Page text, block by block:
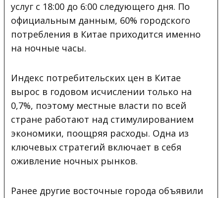
услуг с 18:00 до 6:00 следующего дня. По
официальным данным, 60% городского
потребления в Китае приходится именно
на ночные часы.
Индекс потребительских цен в Китае
вырос в годовом исчислении только на
0,7%, поэтому местные власти по всей
стране работают над стимулированием
экономики, поощряя расходы. Одна из
ключевых стратегий включает в себя
оживление ночных рынков.
Ранее другие восточные города объявили